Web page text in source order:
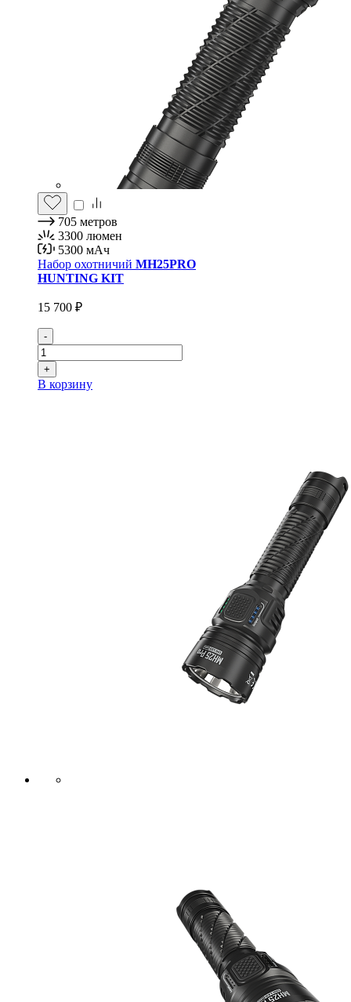
705 метров
3300 люмен
5300 мАч
Набор охотничий MH25PRO
HUNTING KIT
15 700 ₽
-
+
В корзину